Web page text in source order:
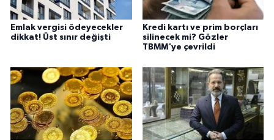
Emlak vergisi ödeyecekler
dikkat! Üst sınır değişti
Kredi kartı ve prim borçları
silinecek mi? Gözler
TBMM'ye çevrildi